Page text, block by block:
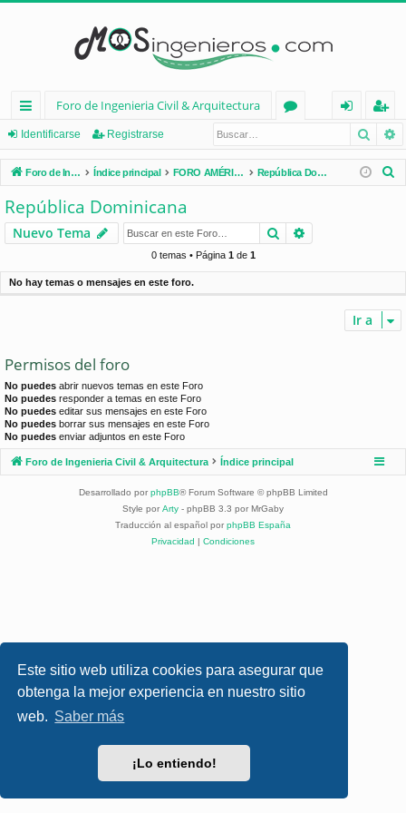
Este sitio web utiliza cookies para asegurar que
obtenga la mejor experiencia en nuestro sitio
web. Saber más
¡Lo entiendo!
nl
ac
es
rá
pi
d
Foro de Ingenieria Civil & Arquitectura
os
nt
ifi
e
eg
ist
ra
Identificarse Registrarse
Foro de Ingenieria Civil & Arquitectura Índice principal FORO AMÉRICA LATINA República Dominicana
r
República Dominicana
Nuevo Tema Buscar
0 temas • Página 1de 1
No hay temas o mensajes en este foro.
Ir a
Permisos del foro
No puedes abrir nuevos temas en este Foro
No puedes responder a temas en este Foro
No puedes editar sus mensajes en este Foro
No puedes borrar sus mensajes en este Foro
No puedes enviar adjuntos en este Foro
Foro de Ingenieria Civil & Arquitectura Índice principal
Desarrollado por phpBB® Forum Software © phpBB Limited
Style por Arty - phpBB 3.3 por MrGaby
Traducción al español por phpBB España
Privacidad | Condiciones